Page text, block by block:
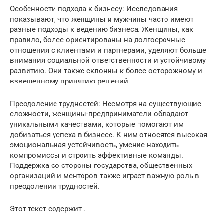
Особенности подхода к бизнесу: Исследования
показывают, что женщины и мужчины часто имеют
разные подходы к ведению бизнеса. Женщины, как
правило, более ориентированы на долгосрочные
отношения с клиентами и партнерами, уделяют больше
внимания социальной ответственности и устойчивому
развитию. Они также склонны к более осторожному и
взвешенному принятию решений.
Преодоление трудностей: Несмотря на существующие
сложности, женщины-предприниматели обладают
уникальными качествами, которые помогают им
добиваться успеха в бизнесе. К ним относятся высокая
эмоциональная устойчивость, умение находить
компромиссы и строить эффективные команды.
Поддержка со стороны государства, общественных
организаций и менторов также играет важную роль в
преодолении трудностей.
Этот текст содержит .